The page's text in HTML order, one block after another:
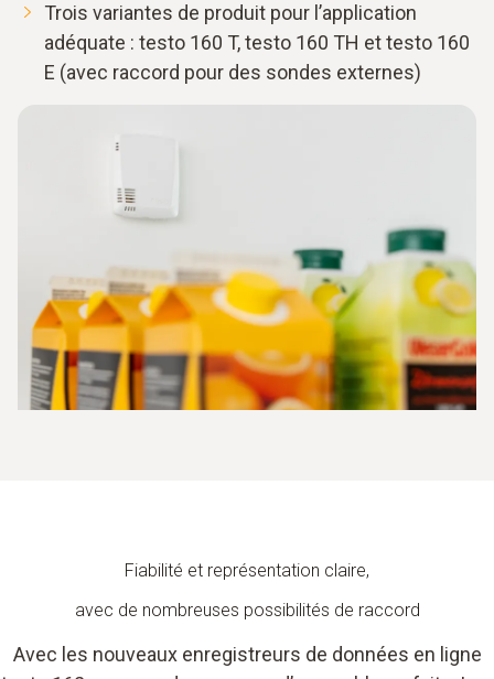
Trois variantes de produit pour l’application
adéquate : testo 160 T, testo 160 TH et testo 160
E (avec raccord pour des sondes externes)
Fiabilité et représentation claire,
avec de nombreuses possibilités de raccord
Avec les nouveaux enregistreurs de données en ligne